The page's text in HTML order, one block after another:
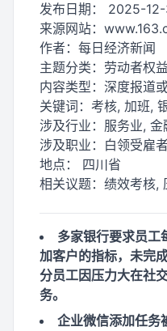
发布日期： 2025-12-
来源网站：
作者： 每日经济新闻
主题分类： 劳动者权
内容类型： 深度报道
关键词： 考核, 加班,
涉及行业： 服务业, 金
涉及职业： 白领受雇
地点： 四川省
相关议题： 绩效考核,
多家银行要求员工
加客户的指标，未完
分员工因压力大在社
务。
企业微信添加任务